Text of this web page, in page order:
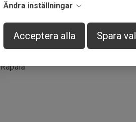
Ändra inställningar
Acceptera alla Spara val
14 g
Rapala